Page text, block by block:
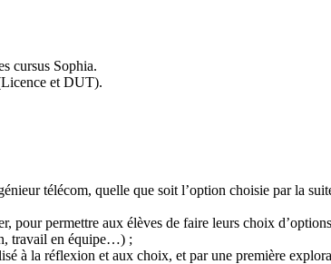
cursus Sophia.
et DUT).
télécom, quelle que soit l’option choisie par la
pour permettre aux élèves de faire leurs choix
travail en équipe…) ;
à la réflexion et aux choix, et par une première